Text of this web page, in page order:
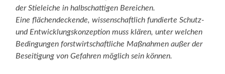
der Stieleiche in halbschattigen Bereichen.
Eine flächendeckende, wissenschaftlich fundierte Schutz-
und Entwicklungskonzeption muss klären, unter welchen
Bedingungen forstwirtschaftliche Maßnahmen außer der
Beseitigung von Gefahren möglich sein können.